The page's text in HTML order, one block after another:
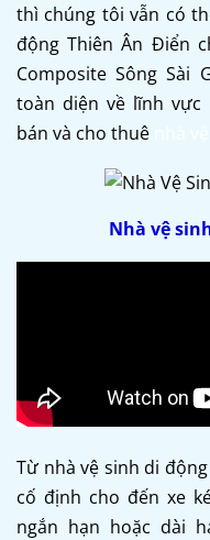
thì chúng tôi vẫn có
động Thiên Ân Điển
Composite Sông Sài
toàn diện về lĩnh vực
bán và cho thuê
Nhà vệ
Từ nhà vệ sinh di
cố định cho đến xe
ngắn hạn hoặc dài